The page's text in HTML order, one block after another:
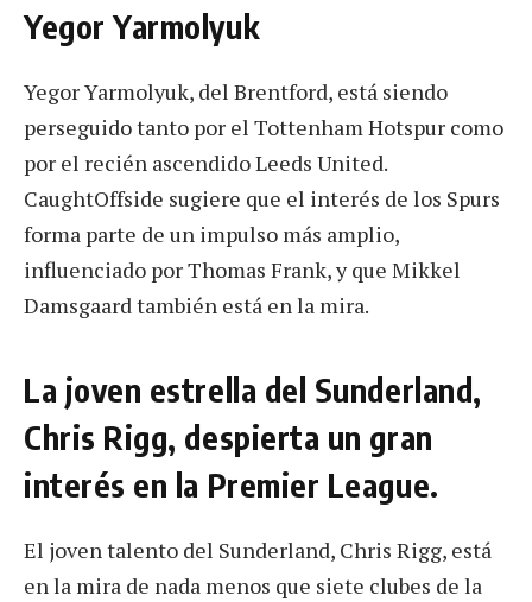
Yegor Yarmolyuk
Yegor Yarmolyuk, del Brentford, está siendo
perseguido tanto por el Tottenham Hotspur como
por el recién ascendido Leeds United.
CaughtOffside sugiere que el interés de los Spurs
forma parte de un impulso más amplio,
influenciado por Thomas Frank, y que Mikkel
Damsgaard también está en la mira.
La joven estrella del Sunderland,
Chris Rigg, despierta un gran
interés en la Premier League.
El joven talento del Sunderland, Chris Rigg, está
en la mira de nada menos que siete clubes de la